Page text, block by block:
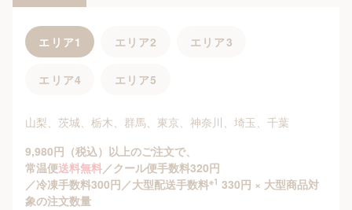
エリア1 エリア2 エリア3
エリア4 エリア5
山梨、茨城、栃木、群馬、東京、神奈川、埼玉、千葉
9,980円（税込）以上のご注文で、
常温便送料無料／クール便手数料320円
／冷凍手数料300円／大型配送手数料※1 330円 × 大型商品対
象の注文数量